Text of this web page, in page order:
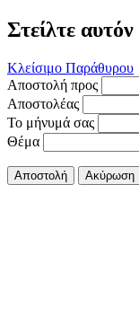
Στείλτε
Κλείσιμο Παράθυρου
Αποστολή προς
Αποστολέας
Το μήνυμά σας
Θέμα
Αποστολή Ακύρωση